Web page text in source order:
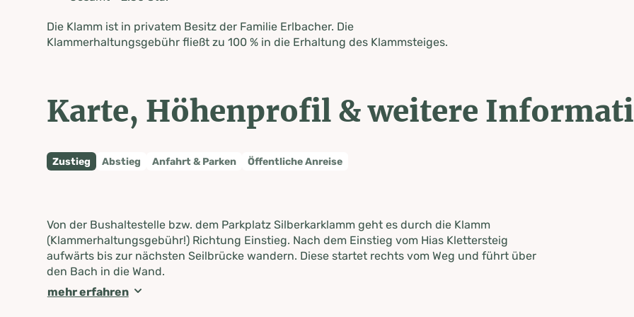
Die Klamm ist in privatem Besitz der Familie Erlbacher. Die
Klammerhaltungsgebühr fließt zu 100 % in die Erhaltung des Klammsteiges.
Karte, Höhenprofil & weitere
Zustieg Abstieg Anfahrt & Parken Öffentliche Anreise
Von der Bushaltestelle bzw. dem Parkplatz Silberkarklamm geht es durch die Klamm
(Klammerhaltungsgebühr!) Richtung Einstieg. Nach dem Einstieg vom Hias Klettersteig
aufwärts bis zur nächsten Seilbrücke wandern. Diese startet rechts vom Weg und führt über
den Bach in die Wand.
mehr erfahren